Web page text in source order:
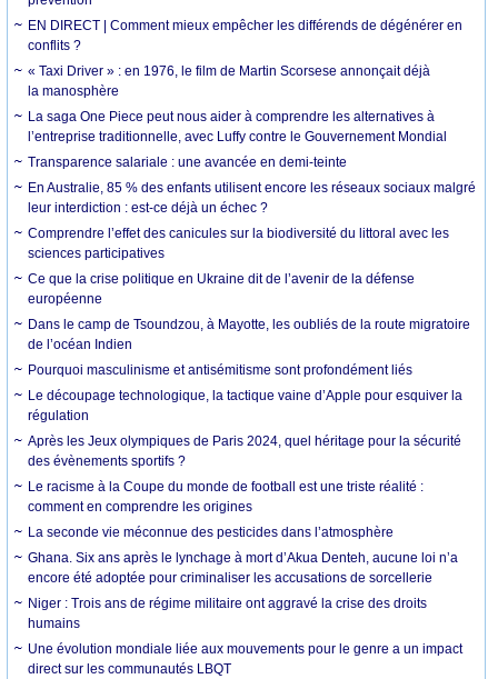
EN DIRECT | Comment mieux empêcher les différends de dégénérer en
conflits ?
« Taxi Driver » : en 1976, le film de Martin Scorsese annonçait déjà
la manosphère
La saga One Piece peut nous aider à comprendre les alternatives à
l’entreprise traditionnelle, avec Luffy contre le Gouvernement Mondial
Transparence salariale : une avancée en demi-teinte
En Australie, 85 % des enfants utilisent encore les réseaux sociaux malgré
leur interdiction : est-ce déjà un échec ?
Comprendre l’effet des canicules sur la biodiversité du littoral avec les
sciences participatives
Ce que la crise politique en Ukraine dit de l’avenir de la défense
européenne
Dans le camp de Tsoundzou, à Mayotte, les oubliés de la route migratoire
de l’océan Indien
Pourquoi masculinisme et antisémitisme sont profondément liés
Le découpage technologique, la tactique vaine d’Apple pour esquiver la
régulation
Après les Jeux olympiques de Paris 2024, quel héritage pour la sécurité
des évènements sportifs ?
Le racisme à la Coupe du monde de football est une triste réalité :
comment en comprendre les origines
La seconde vie méconnue des pesticides dans l’atmosphère
Ghana. Six ans après le lynchage à mort d’Akua Denteh, aucune loi n’a
encore été adoptée pour criminaliser les accusations de sorcellerie
Niger : Trois ans de régime militaire ont aggravé la crise des droits
humains
Une évolution mondiale liée aux mouvements pour le genre a un impact
direct sur les communautés LBQT